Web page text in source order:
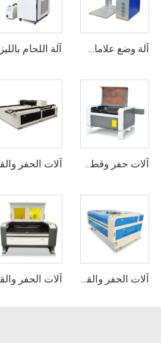
آلة وضع علامات بالليزر من النوع المنقسم آلة اللحام
آلات حفر وقطع بالليزر 7050
آلات الحفر والقطع بالليزر 1610